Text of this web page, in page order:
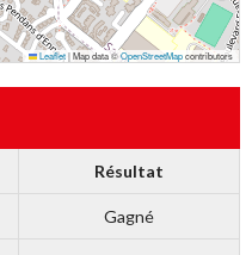
Leaflet|Map data ©OpenStreetMapcontributors
Résultat
Gagné